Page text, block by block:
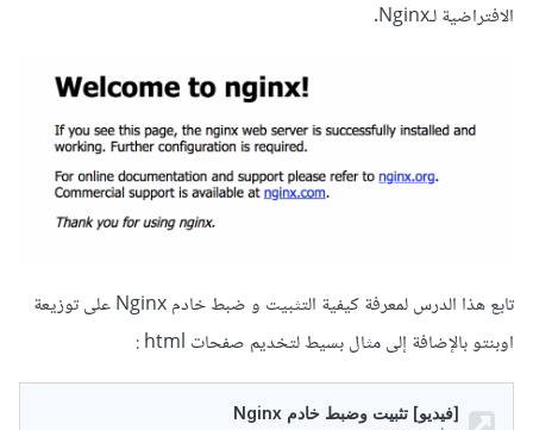
الافتراضية لـNginx.
تابع هذا الدرس لمعرفة كيفية التثبيت و ضبط خادم Nginx على توزيعة
اوبنتو بالإضافة إلى مثال بسيط لتخديم صفحات html :